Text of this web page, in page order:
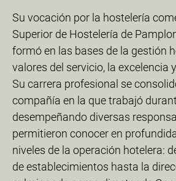
Su vocación por la hostelería
Superior de Hostelería de
formó en las bases de la gestión
valores del servicio, la excelencia
Su carrera profesional se
compañía en la que trabajó
desempeñando diversas
permitieron conocer en
niveles de la operación hotelera:
de establecimientos hasta la